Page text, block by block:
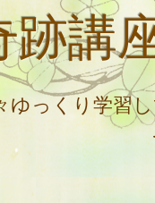
跡講
ゆっくり学習